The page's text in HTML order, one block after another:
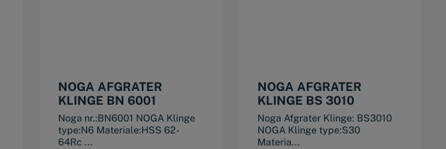
NOGA AFGRATER
KLINGE BN 6001
Noga nr.:BN6001 NOGA Klinge
type:N6 Materiale:HSS 62-
64Rc ...
NOGA AFGRATER
KLINGE BS 3010
Noga Afgrater Klinge: BS3010
NOGA Klinge type:S30
Materia...